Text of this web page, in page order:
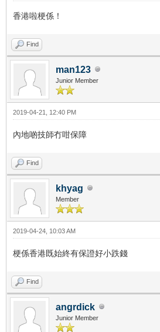
香港啦梗係！
Find
man123
Junior Member
2019-04-21, 12:40 PM
內地啲技師冇咁保障
Find
khyag
Member
2019-04-24, 10:03 AM
梗係香港既始終有保證好小跌錢
Find
angrdick
Junior Member